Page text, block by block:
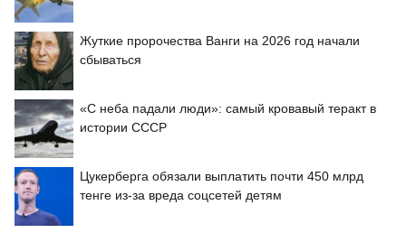
Жуткие пророчества Ванги на 2026 год начали
сбываться
«С неба падали люди»: самый кровавый теракт в
истории СССР
Цукерберга обязали выплатить почти 450 млрд
тенге из-за вреда соцсетей детям